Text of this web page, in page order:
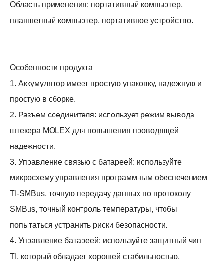
Область применения: портативный компьютер,
планшетный компьютер, портативное устройство.
Особенности продукта
1. Аккумулятор имеет простую упаковку, надежную и
простую в сборке.
2. Разъем соединителя: использует режим вывода
штекера MOLEX для повышения проводящей
надежности.
3. Управление связью с батареей: используйте
микросхему управления программным обеспечением
TI-SMBus, точную передачу данных по протоколу
SMBus, точный контроль температуры, чтобы
попытаться устранить риски безопасности.
4. Управление батареей: используйте защитный чип
TI, который обладает хорошей стабильностью,